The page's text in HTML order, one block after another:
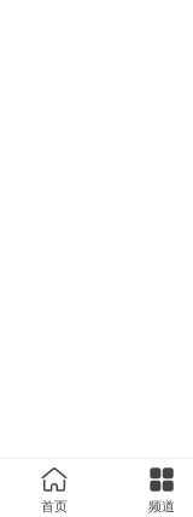
首页 频道